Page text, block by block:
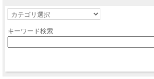
キーワード検索